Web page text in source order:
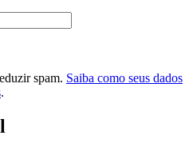
spam. Saiba como seus dados
.